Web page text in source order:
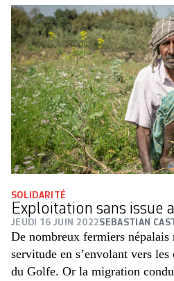
SOLIDARITÉ
Exploitation sans issue
JEUDI 16 JUIN 2022SEBASTIAN
De nombreux fermiers
servitude en s’envolant vers
du Golfe. Or la migration